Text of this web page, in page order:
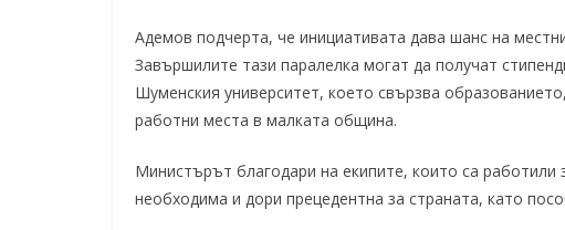
Адемов подчерта, че инициативата дава шанс на
Завършилите тази паралелка могат да получат
Шуменския университет, което свързва
работни места в малката община.
Министърът благодари на екипите, които са работили
необходима и дори прецедентна за страната, като